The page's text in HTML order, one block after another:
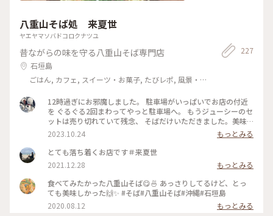
八重山そば処 来夏世
ヤエヤマソバドコロクナツユ
昔ながらの味を守る八重山そば専門店
石垣島
ごはん, カフェ, スイーツ・お菓子, たびレポ, 風景・
227
12時過ぎにお邪魔しました。 駐車場がいっぱいでお店の付近
を ぐるぐる2回まわってやっと駐車場へ。 もうジューシーのセ
ットは売り切れていて残念、 そばだけいただきました。美味
しかった！
2023.10.24
もっとみる
とても落ち着くお店です＃来夏世
2021.12.28
もっとみる
食べてみたかった八重山そば😋🍜 あっさりしてるけど、とっ
ても美味しかった🙌✨ #そば#八重山そば#沖縄#石垣島
2020.08.12
もっとみる